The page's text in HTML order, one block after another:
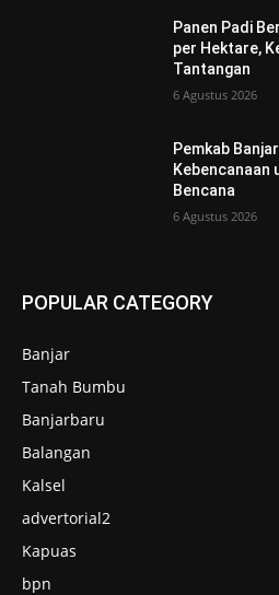
Panen Padi
per Hektare,
Tantangan
6 Agustus 2026
Pemkab
Kebencanaan
Bencana
6 Agustus 2026
POPULAR CATEGORY
Banjar
Tanah Bumbu
Banjarbaru
Balangan
Kalsel
advertorial2
Kapuas
bpn